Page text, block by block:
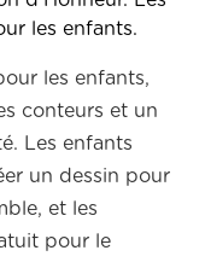
les enfants.
les enfants,
conteurs et un
Les enfants
un dessin pour
et les
pour le